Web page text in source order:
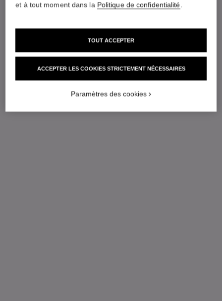
et à tout moment dans la Politique de confidentialité.
ACCEPTER LES COOKIES STRICTEMENT NÉCESSAIRES
TOUT ACCEPTER
Paramètres des cookies